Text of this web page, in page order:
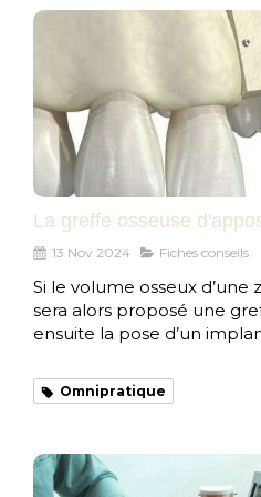
La greffe osseuse
13 Nov 2024 Fiches conseils
Si le volume osseux d’une
sera alors proposé une
ensuite la pose d’un
Omnipratique